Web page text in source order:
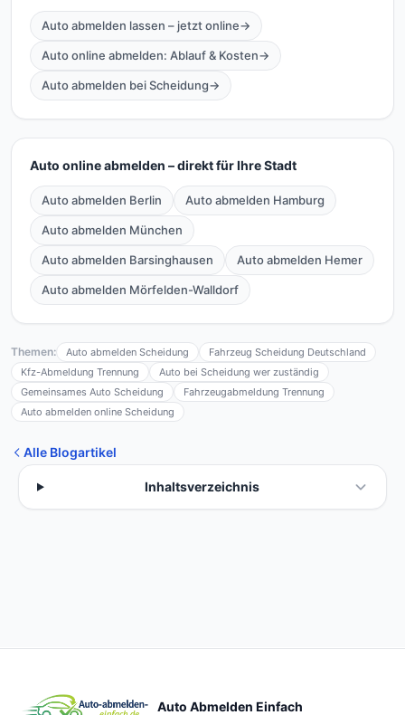
Auto abmelden lassen – jetzt online→
Auto online abmelden: Ablauf & Kosten→
Auto abmelden bei Scheidung→
Auto online abmelden – direkt für Ihre Stadt
Auto abmelden Berlin Auto abmelden Hamburg
Auto abmelden München
Auto abmelden Barsinghausen Auto abmelden Hemer
Auto abmelden Mörfelden-Walldorf
Themen: Auto abmelden Scheidung
Fahrzeug Scheidung Deutschland
Kfz-Abmeldung Trennung
Auto bei Scheidung wer zuständig
Gemeinsames Auto Scheidung
Fahrzeugabmeldung Trennung
Auto abmelden online Scheidung
Alle Blogartikel
Inhaltsverzeichnis
Auto Abmelden Einfach